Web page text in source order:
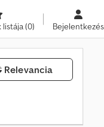
listája(0) Bejelentkezés
Relevancia